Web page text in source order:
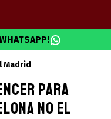
Madrid
para
no El